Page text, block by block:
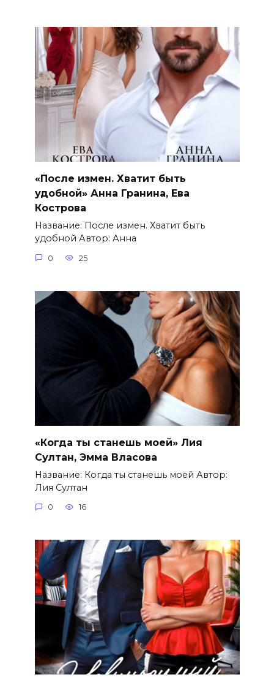
«После измен. Хватит быть
удобной» Анна Гранина, Ева
Кострова
Название: После измен. Хватит быть
удобной Автор: Анна
0 25
«Когда ты станешь моей» Лия
Султан, Эмма Власова
Название: Когда ты станешь моей Автор:
Лия Султан
0 16